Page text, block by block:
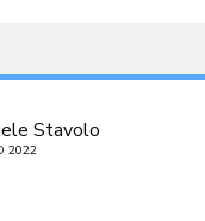
Stavolo
2022